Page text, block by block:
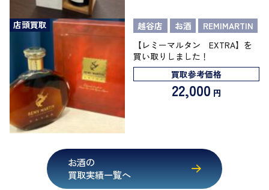
店頭買取 越谷店 お酒
REMIMARTIN
【レミーマルタン EXTRA】を
買い取りしました！
買取参考価格
22,000 円
お酒の
買取実績一覧へ